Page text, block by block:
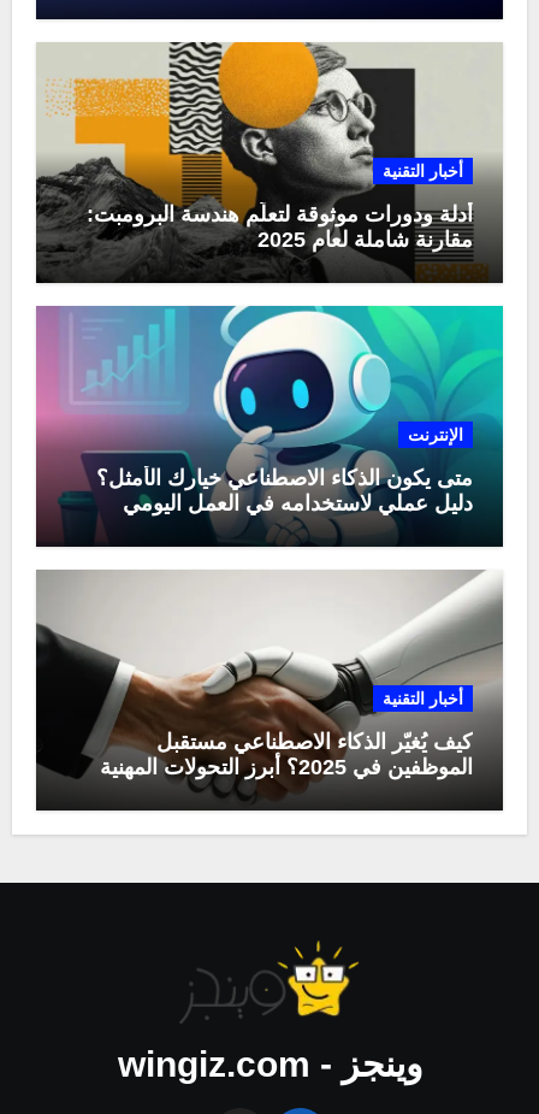
أخبار التقنية
أدلة ودورات موثوقة لتعلّم هندسة البرومبت:
مقارنة شاملة لعام 2025
الإنترنت
متى يكون الذكاء الاصطناعي خيارك الأمثل؟
دليل عملي لاستخدامه في العمل اليومي
أخبار التقنية
كيف يُغيّر الذكاء الاصطناعي مستقبل
الموظفين في 2025؟ أبرز التحولات المهنية
وينجز - wingiz.com